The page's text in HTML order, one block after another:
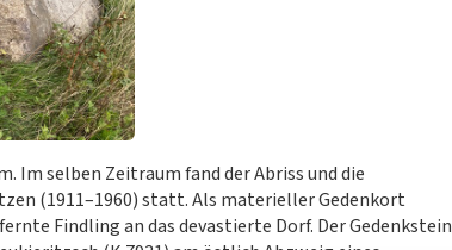
Im selben Zeitraum fand der Abriss und die
(1911–1960) statt. Als materieller Gedenkort
Findling an das devastierte Dorf. Der Gedenkstein